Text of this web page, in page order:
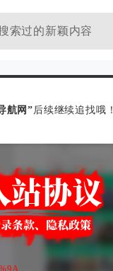
索过的新颖内容
航网” 后续继续追找哦！